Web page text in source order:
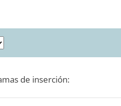
de inserción: